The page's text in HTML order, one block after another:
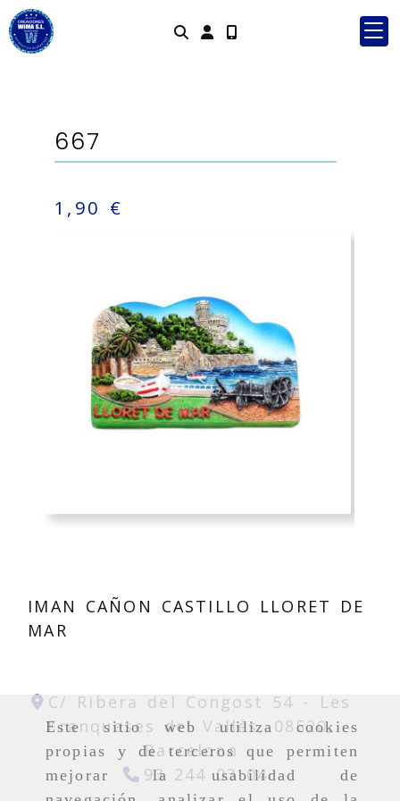
Este sitio web utiliza cookies
propias y de terceros que permiten
mejorar la usabilidad de
Identifícate
667
1,90 €
IMAN CAÑON CASTILLO LLORET DE
MAR
C/ Ribera del Congost 54 -
Les
Franqueses del Vallés, 08520,
Barcelona
93 244 03 04